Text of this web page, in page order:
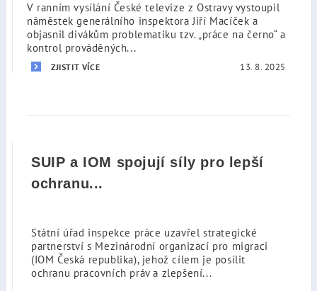
V ranním vysílání České televize z Ostravy vystoupil
náměstek generálního inspektora Jiří Macíček a
objasnil divákům problematiku tzv. „práce na černo“ a
kontrol prováděných...
ZJISTIT VÍCE 13. 8. 2025
SUIP a IOM spojují síly pro lepší
ochranu...
Státní úřad inspekce práce uzavřel strategické
partnerství s Mezinárodní organizací pro migraci
(IOM Česká republika), jehož cílem je posílit
ochranu pracovních práv a zlepšení...